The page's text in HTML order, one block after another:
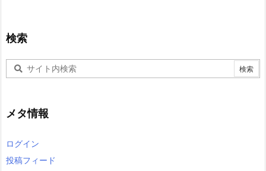
検索
メタ情報
ログイン
投稿フィード